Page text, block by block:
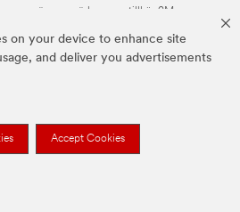
on your device to enhance site
and deliver you advertisements
Accept Cookies
ovan är varumärken som tillhör 3M.